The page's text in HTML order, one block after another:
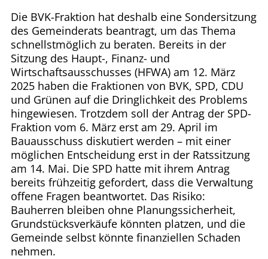
Die BVK-Fraktion hat deshalb eine Sondersitzung
des Gemeinderats beantragt, um das Thema
schnellstmöglich zu beraten. Bereits in der
Sitzung des Haupt-, Finanz- und
Wirtschaftsausschusses (HFWA) am 12. März
2025 haben die Fraktionen von BVK, SPD, CDU
und Grünen auf die Dringlichkeit des Problems
hingewiesen. Trotzdem soll der Antrag der SPD-
Fraktion vom 6. März erst am 29. April im
Bauausschuss diskutiert werden – mit einer
möglichen Entscheidung erst in der Ratssitzung
am 14. Mai. Die SPD hatte mit ihrem Antrag
bereits frühzeitig gefordert, dass die Verwaltung
offene Fragen beantwortet. Das Risiko:
Bauherren bleiben ohne Planungssicherheit,
Grundstücksverkäufe könnten platzen, und die
Gemeinde selbst könnte finanziellen Schaden
nehmen.